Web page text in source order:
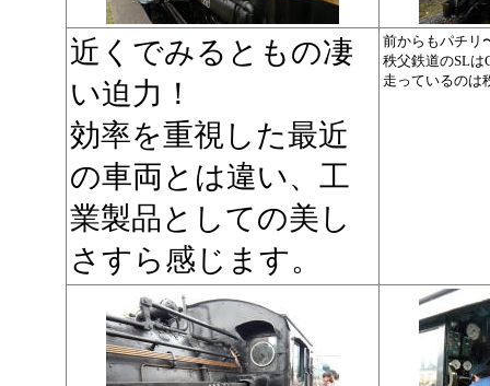
近くでみるともの凄
い迫力！
効率を重視した最近
の車両とは違い、工
業製品としての美し
さすら感じます。
前からもパチリ
秩父鉄道のSLは
走っているのは